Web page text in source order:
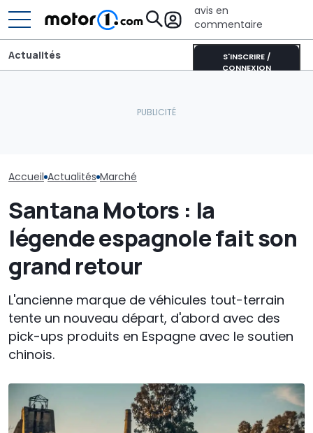
avis en
commentaire
S'INSCRIRE /
CONNEXION
Actualités
Accueil Actualités Marché
Santana Motors : la
légende espagnole fait son
grand retour
L'ancienne marque de véhicules tout-terrain
tente un nouveau départ, d'abord avec des
pick-ups produits en Espagne avec le soutien
chinois.